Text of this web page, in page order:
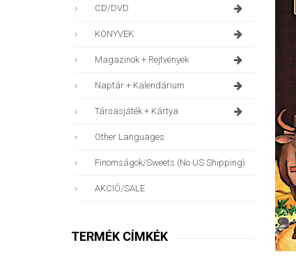
CD/DVD
KÖNYVEK
Magazinok + Rejtvények
Naptár + Kalendárium
Társasjáték + Kártya
Other Languages
Finomságok/sweets (no US Shipping)
AKCIÓ/SALE
TERMÉK CÍMKÉK